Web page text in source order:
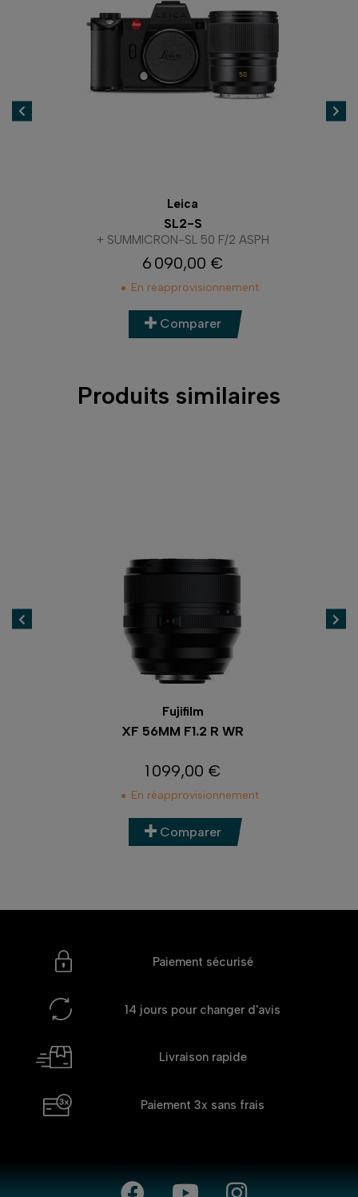
Leica
LEICA SL2 + SL 24-70 F2.8
Prix
6 990,00 €
En stock
Comparer
Produits similaires
Panasonic
LEICA DG SUMMILUX 9MM F1.7 ASPH
Prix
499,00 €
En stock
Comparer
Paiement sécurisé
14 jours pour changer d'avis
Livraison rapide
Paiement 3x sans frais